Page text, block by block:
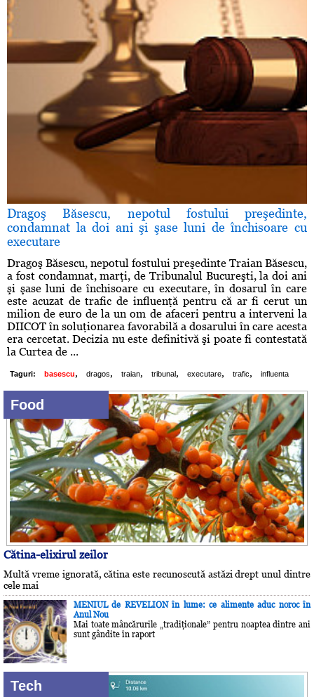
Dragoş Băsescu, nepotul fostului preşedinte,
condamnat la doi ani şi şase luni de închisoare cu
executare
Dragoş Băsescu, nepotul fostului preşedinte Traian Băsescu,
a fost condamnat, marţi, de Tribunalul Bucureşti, la doi ani
şi şase luni de închisoare cu executare, în dosarul în care
este acuzat de trafic de influenţă pentru că ar fi cerut un
milion de euro de la un om de afaceri pentru a interveni la
DIICOT în soluţionarea favorabilă a dosarului în care acesta
era cercetat. Decizia nu este definitivă şi poate fi contestată
la Curtea de ...
Taguri: basescu, dragos, traian, tribunal , executare, trafic, influenta
Food
Cătina-elixirul zeilor
Multă vreme ignorată, cătina este recunoscută astăzi drept unul dintre
cele mai
MENIUL de REVELION în lume: ce alimente aduc noroc în
Anul Nou
Mai toate mâncărurile „tradiţionale” pentru noaptea dintre ani
sunt gândite în raport
Tech